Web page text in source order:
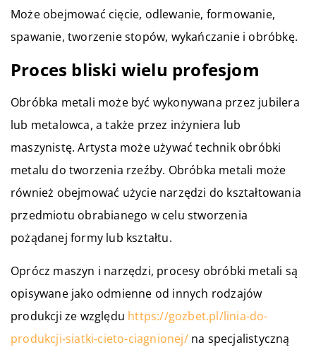
Może obejmować cięcie, odlewanie, formowanie,
spawanie, tworzenie stopów, wykańczanie i obróbkę.
Proces bliski wielu profesjom
Obróbka metali może być wykonywana przez jubilera
lub metalowca, a także przez inżyniera lub
maszynistę. Artysta może używać technik obróbki
metalu do tworzenia rzeźby. Obróbka metali może
również obejmować użycie narzędzi do kształtowania
przedmiotu obrabianego w celu stworzenia
pożądanej formy lub kształtu.
Oprócz maszyn i narzędzi, procesy obróbki metali są
opisywane jako odmienne od innych rodzajów
produkcji ze względu https://gozbet.pl/linia-do-
produkcji-siatki-cieto-ciagnionej/na specjalistyczną